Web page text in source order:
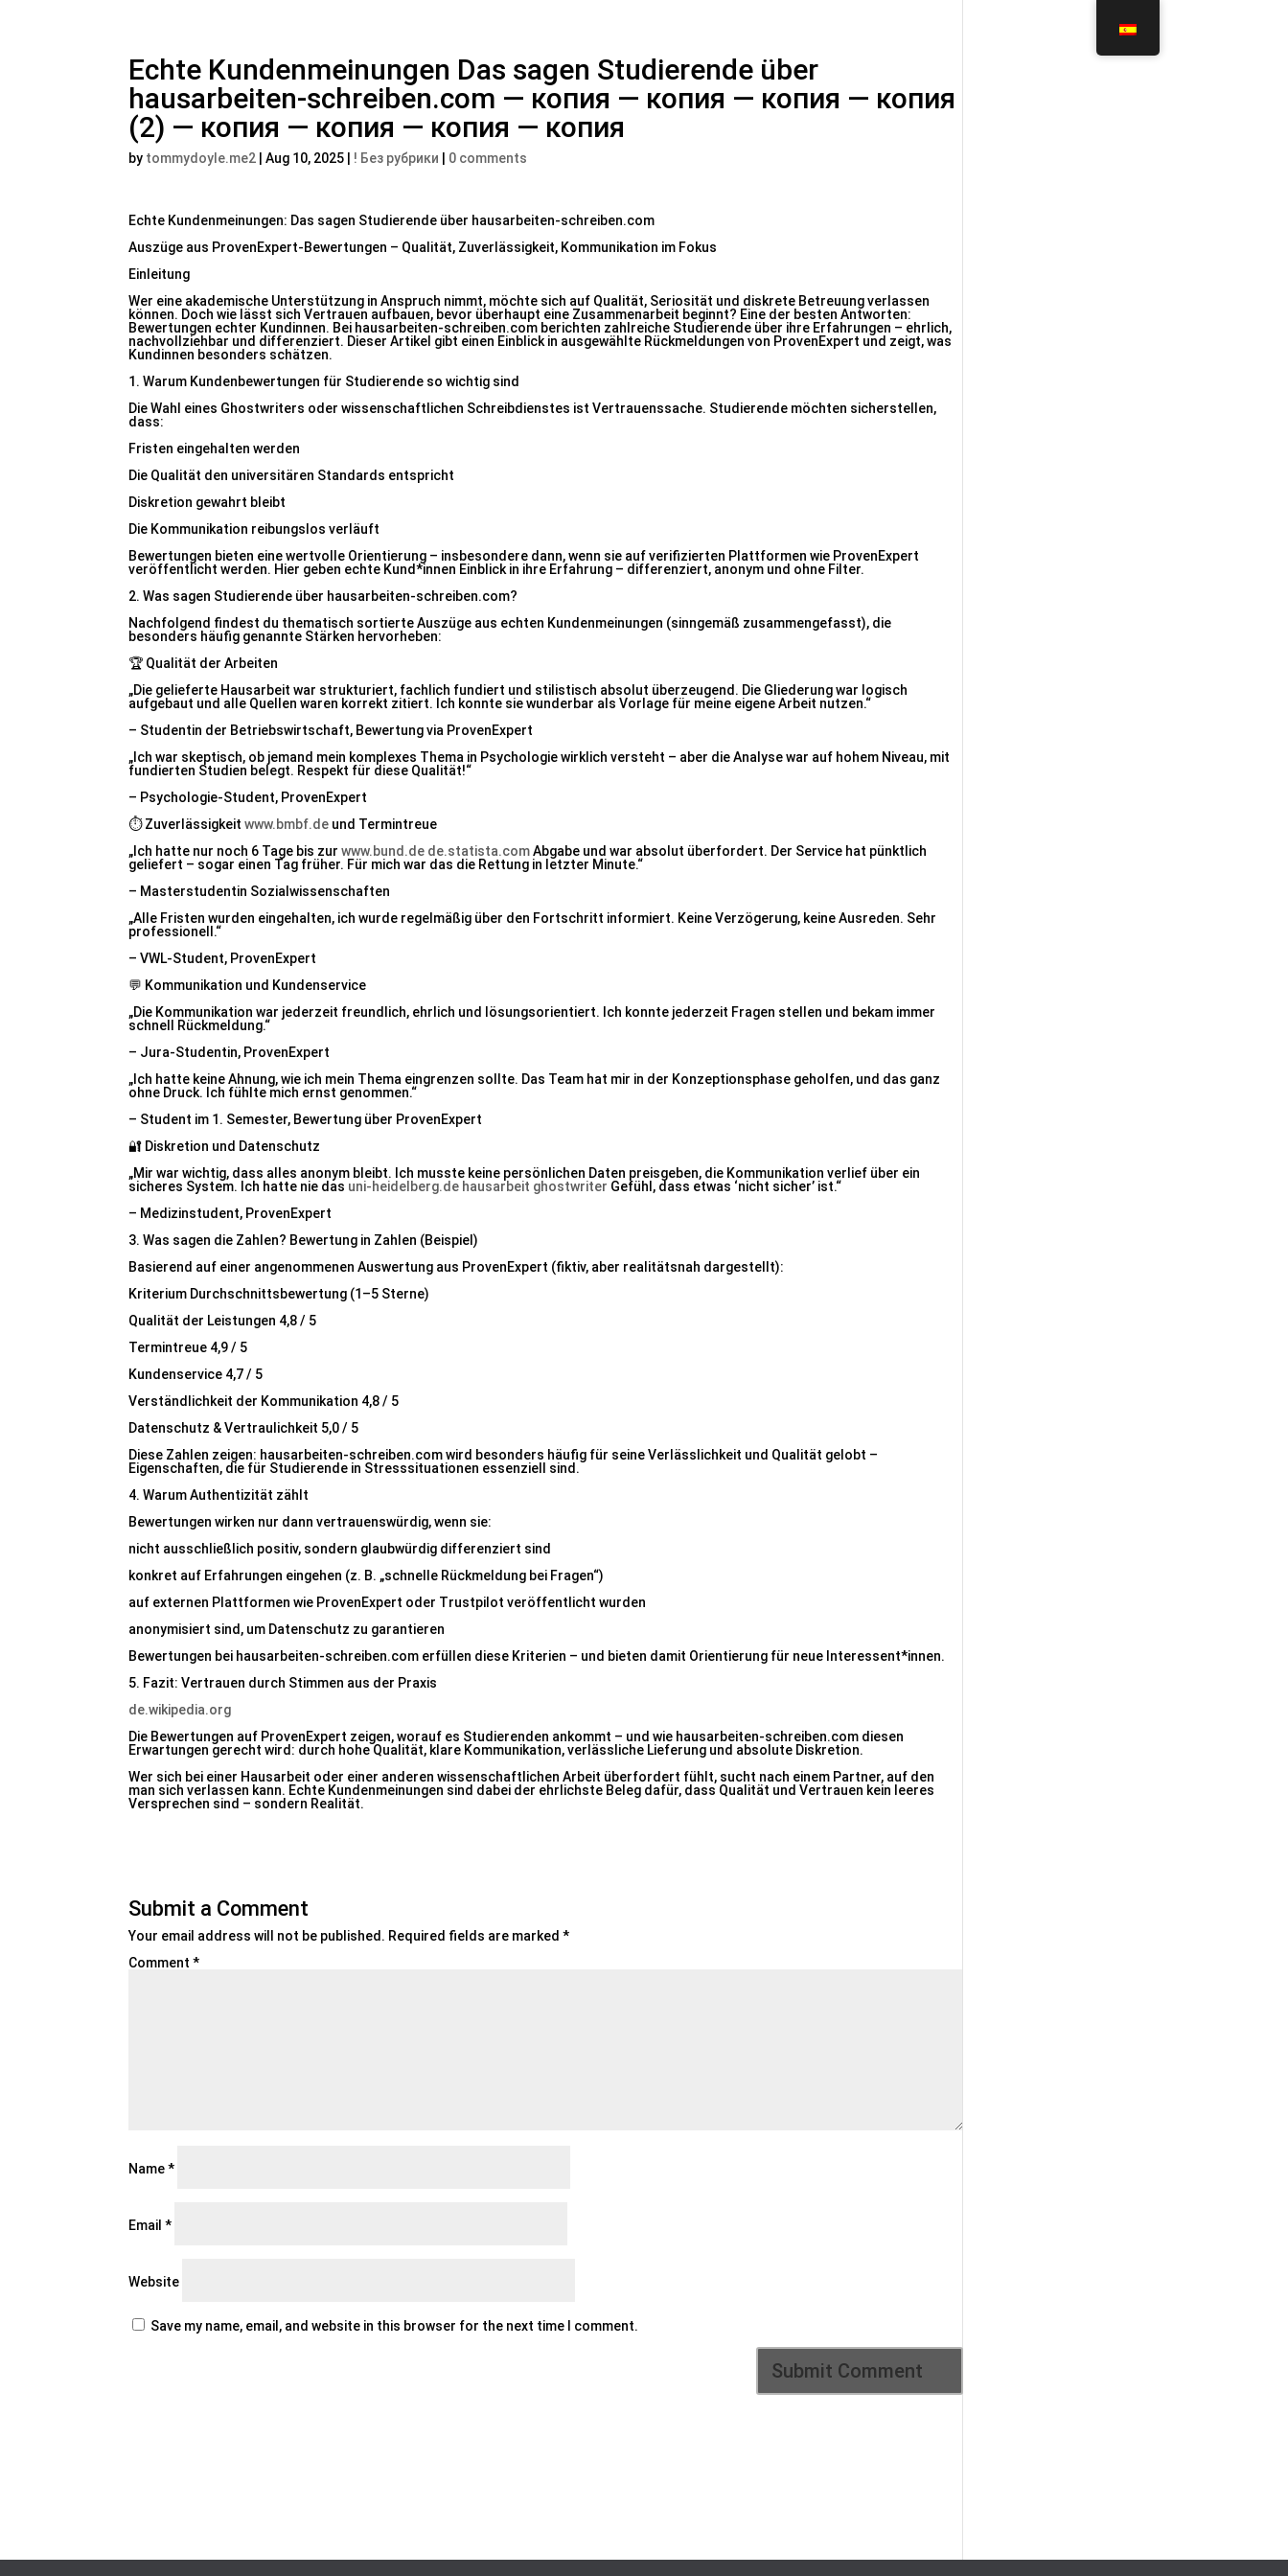
Echte Kundenmeinungen Das sagen Studierende über
hausarbeiten-schreiben.com — копия — копия — копия — копия
(2) — копия — копия — копия — копия
by tommydoyle.me2 |Aug 10, 2025 ! Без рубрики 0 comments
Echte Kundenmeinungen: Das sagen Studierende über hausarbeiten-schreiben.com
Auszüge aus ProvenExpert-Bewertungen – Qualität, Zuverlässigkeit, Kommunikation im Fokus
Einleitung
Wer eine akademische Unterstützung in Anspruch nimmt, möchte sich auf Qualität, Seriosität und diskrete Betreuung verlassen
können. Doch wie lässt sich Vertrauen aufbauen, bevor überhaupt eine Zusammenarbeit beginnt? Eine der besten Antworten:
Bewertungen echter Kundinnen. Bei hausarbeiten-schreiben.com berichten zahlreiche Studierende über ihre Erfahrungen – ehrlich,
nachvollziehbar und differenziert. Dieser Artikel gibt einen Einblick in ausgewählte Rückmeldungen von ProvenExpert und zeigt, was
Kundinnen besonders schätzen.
1. Warum Kundenbewertungen für Studierende so wichtig sind
Die Wahl eines Ghostwriters oder wissenschaftlichen Schreibdienstes ist Vertrauenssache. Studierende möchten sicherstellen,
dass:
Fristen eingehalten werden
Die Qualität den universitären Standards entspricht
Diskretion gewahrt bleibt
Die Kommunikation reibungslos verläuft
Bewertungen bieten eine wertvolle Orientierung – insbesondere dann, wenn sie auf verifizierten Plattformen wie ProvenExpert
veröffentlicht werden. Hier geben echte Kund*innen Einblick in ihre Erfahrung – differenziert, anonym und ohne Filter.
2. Was sagen Studierende über hausarbeiten-schreiben.com?
Nachfolgend findest du thematisch sortierte Auszüge aus echten Kundenmeinungen (sinngemäß zusammengefasst), die
besonders häufig genannte Stärken hervorheben:
🏆 Qualität der Arbeiten
„Die gelieferte Hausarbeit war strukturiert, fachlich fundiert und stilistisch absolut überzeugend. Die Gliederung war logisch
aufgebaut und alle Quellen waren korrekt zitiert. Ich konnte sie wunderbar als Vorlage für meine eigene Arbeit nutzen.“
– Studentin der Betriebswirtschaft, Bewertung via ProvenExpert
„Ich war skeptisch, ob jemand mein komplexes Thema in Psychologie wirklich versteht – aber die Analyse war auf hohem Niveau, mit
fundierten Studien belegt. Respekt für diese Qualität!“
– Psychologie-Student, ProvenExpert
⏱️ Zuverlässigkeitwww.bmbf.de und Termintreue
„Ich hatte nur noch 6 Tage bis zurwww.bund.de de.statista.comAbgabe und war absolut überfordert. Der Service hat pünktlich
geliefert – sogar einen Tag früher. Für mich war das die Rettung in letzter Minute.“
– Masterstudentin Sozialwissenschaften
„Alle Fristen wurden eingehalten, ich wurde regelmäßig über den Fortschritt informiert. Keine Verzögerung, keine Ausreden. Sehr
professionell.“
– VWL-Student, ProvenExpert
💬 Kommunikation und Kundenservice
„Die Kommunikation war jederzeit freundlich, ehrlich und lösungsorientiert. Ich konnte jederzeit Fragen stellen und bekam immer
schnell Rückmeldung.“
– Jura-Studentin, ProvenExpert
„Ich hatte keine Ahnung, wie ich mein Thema eingrenzen sollte. Das Team hat mir in der Konzeptionsphase geholfen, und das ganz
ohne Druck. Ich fühlte mich ernst genommen.“
– Student im 1. Semester, Bewertung über ProvenExpert
🔐 Diskretion und Datenschutz
„Mir war wichtig, dass alles anonym bleibt. Ich musste keine persönlichen Daten preisgeben, die Kommunikation verlief über ein
sicheres System. Ich hatte nie das uni-heidelberg.de hausarbeit ghostwriter Gefühl, dass etwas ‘nicht sicher’ ist.“
– Medizinstudent, ProvenExpert
3. Was sagen die Zahlen? Bewertung in Zahlen (Beispiel)
Basierend auf einer angenommenen Auswertung aus ProvenExpert (fiktiv, aber realitätsnah dargestellt):
Kriterium Durchschnittsbewertung (1–5 Sterne)
Qualität der Leistungen 4,8 / 5
Termintreue 4,9 / 5
Kundenservice 4,7 / 5
Verständlichkeit der Kommunikation 4,8 / 5
Datenschutz & Vertraulichkeit 5,0 / 5
Diese Zahlen zeigen: hausarbeiten-schreiben.com wird besonders häufig für seine Verlässlichkeit und Qualität gelobt –
Eigenschaften, die für Studierende in Stresssituationen essenziell sind.
4. Warum Authentizität zählt
Bewertungen wirken nur dann vertrauenswürdig, wenn sie:
nicht ausschließlich positiv, sondern glaubwürdig differenziert sind
konkret auf Erfahrungen eingehen (z. B. „schnelle Rückmeldung bei Fragen“)
auf externen Plattformen wie ProvenExpert oder Trustpilot veröffentlicht wurden
anonymisiert sind, um Datenschutz zu garantieren
Bewertungen bei hausarbeiten-schreiben.com erfüllen diese Kriterien – und bieten damit Orientierung für neue Interessent*innen.
5. Fazit: Vertrauen durch Stimmen aus der Praxis
de.wikipedia.org
Die Bewertungen auf ProvenExpert zeigen, worauf es Studierenden ankommt – und wie hausarbeiten-schreiben.com diesen
Erwartungen gerecht wird: durch hohe Qualität, klare Kommunikation, verlässliche Lieferung und absolute Diskretion.
Wer sich bei einer Hausarbeit oder einer anderen wissenschaftlichen Arbeit überfordert fühlt, sucht nach einem Partner, auf den
man sich verlassen kann. Echte Kundenmeinungen sind dabei der ehrlichste Beleg dafür, dass Qualität und Vertrauen kein leeres
Versprechen sind – sondern Realität.
Submit a Comment
Your email address will not be published. Required fields are marked*
Comment*
Name*
Email*
Website
Save my name, email, and website in this browser for the next time I comment.